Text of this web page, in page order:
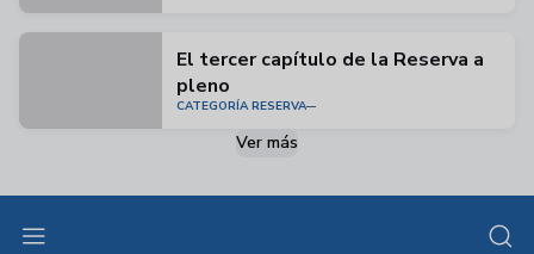
El tercer capítulo de la Reserva a
pleno
CATEGORÍA RESERVA
Ver más